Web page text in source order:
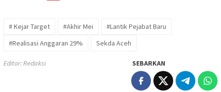
# Kejar Target #Akhir Mei
#Lantik Pejabat Baru
#Realisasi Anggaran 29%
Sekda Aceh
Editor: Redaksi SEBARKAN